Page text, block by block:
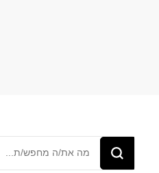
מחפש/ת
משהו?